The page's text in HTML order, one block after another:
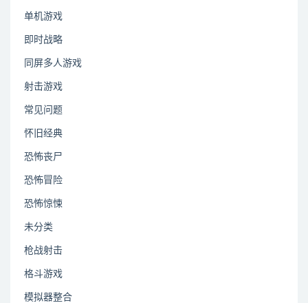
单机游戏
即时战略
同屏多人游戏
射击游戏
常见问题
怀旧经典
恐怖丧尸
恐怖冒险
恐怖惊悚
未分类
枪战射击
格斗游戏
模拟器整合